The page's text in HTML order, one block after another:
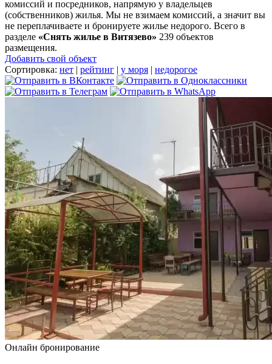
комиссий и посредников, напрямую у владельцев
(собственников) жилья. Мы не взимаем комиссий, а значит вы
не переплачиваете и бронируете жилье недорого. Всего в
разделе «Снять жилье в Витязево» 239 объектов
размещения.
Добавить свой объект
Сортировка: нет | рейтинг | у моря | недорогое
Онлайн бронирование